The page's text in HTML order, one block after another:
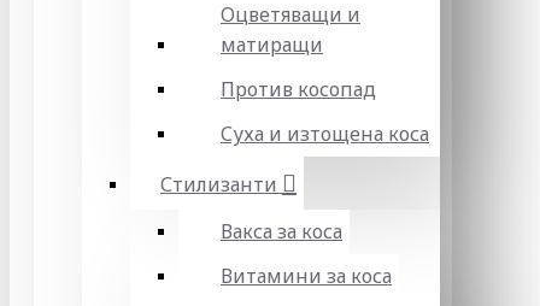
Оцветяващи и
матиращи
Против косопад
Суха и изтощена коса
Стилизанти
Вакса за коса
Витамини за коса